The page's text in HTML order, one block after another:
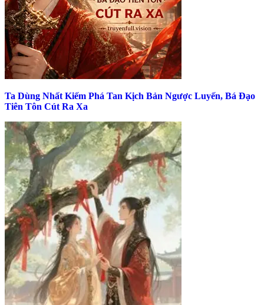
Ta Dùng Nhất Kiếm Phá Tan Kịch Bản Ngược Luyến, Bá Đạo
Tiên Tôn Cút Ra Xa